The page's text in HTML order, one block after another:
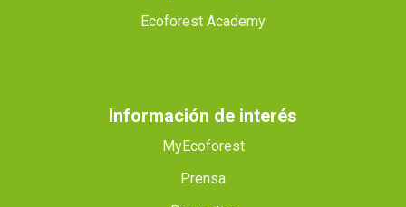
Ecoforest Academy
Información de interés
MyEcoforest
Prensa